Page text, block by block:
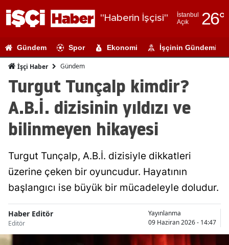
"Haberin İşçisi"
İstanbul
Açık
26°
Adıyaman
Amasya
Antalya
Balıkesir
Bilecik
Gündem Spor Ekonomi İşçinin Gündemi
İşçi Haber Gündem
Turgut Tunçalp kimdir?
A.B.İ. dizisinin yıldızı ve
bilinmeyen hikayesi
Turgut Tunçalp, A.B.İ. dizisiyle dikkatleri
üzerine çeken bir oyuncudur. Hayatının
başlangıcı ise büyük bir mücadeleyle doludur.
Haber Editör
Editör
Yayınlanma
09 Haziran 2026 - 14:47